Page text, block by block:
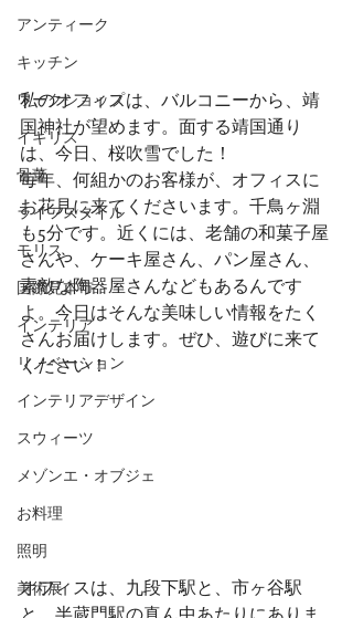
アンティーク
キッチン
ワークショップ
イギリス
骨董
ライフスタイル
モリス
国際見本市
インテリア
リノベーション
インテリアデザイン
スウィーツ
メゾンエ・オブジェ
お料理
照明
美術展
私のオフィスは、バルコニーから、靖
国神社が望めます。面する靖国通り
は、今日、桜吹雪でした！
毎年、何組かのお客様が、オフィスに
お花見に来てくださいます。千鳥ヶ淵
も5分です。近くには、老舗の和菓子屋
さんや、ケーキ屋さん、パン屋さん、
素敵な陶器屋さんなどもあるんです
よ。今日はそんな美味しい情報をたく
さんお届けします。ぜひ、遊びに来て
ください！
オフィスは、九段下駅と、市ヶ谷駅
と、半蔵門駅の真ん中あたりにありま